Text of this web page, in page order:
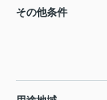
その他条件